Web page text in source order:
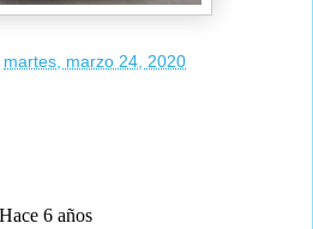
martes, marzo 24, 2020